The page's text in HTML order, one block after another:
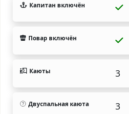
Капитан включён
Повар включён
Каюты 3
Двуспальная каюта 3